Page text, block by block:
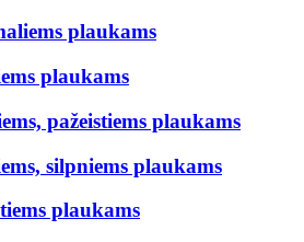
plaukams
plaukams
pažeistiems plaukams
silpniems plaukams
plaukams